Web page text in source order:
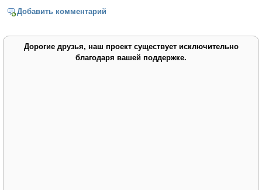
Добавить комментарий
Дорогие друзья, наш проект существует исключительно
благодаря вашей поддержке.